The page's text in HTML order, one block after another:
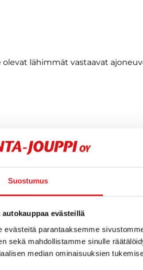
Suostumus
autokauppaa evästeillä
evästeitä parantaaksemme
sekä mahdollistamme sinulle
median ominaisuuksien
olevat lähimmät vastaavat